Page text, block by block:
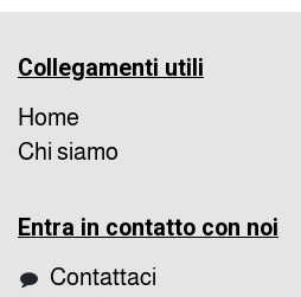
Collegamenti utili
Home
Chi siamo
Entra in contatto con noi
Contattaci